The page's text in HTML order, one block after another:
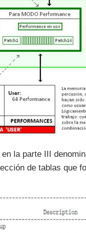
la parte III
de tablas que